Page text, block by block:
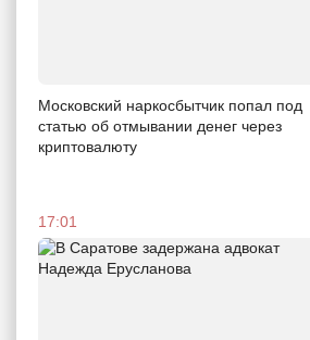
Московский наркосбытчик попал под
статью об отмывании денег через
криптовалюту
17:01